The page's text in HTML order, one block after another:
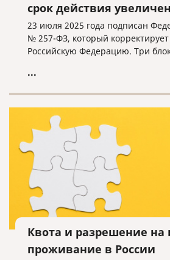
срок действия
23 июля 2025 года подписан
№ 257-ФЗ, который
Российскую Федерацию. Три
...
Квота и разрешение на
проживание в России